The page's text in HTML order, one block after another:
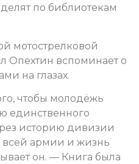
по библиотекам
мотострелковой
Опехтин вспоминает о
на глазах.
чтобы молодёжь
единственного
историю дивизии
армии и жизнь
он. — Книга была